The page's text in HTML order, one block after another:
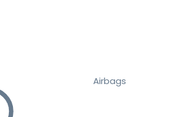
Airbags